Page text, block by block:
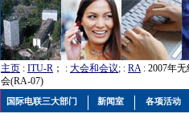
主页 : ITU-R ； : 大会和会议; : RA: 2007年
会(RA-07)
国际电联三大部门 新闻室 各项活动